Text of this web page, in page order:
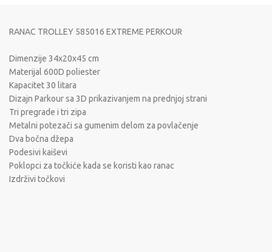
RANAC TROLLEY 585016 EXTREME PERKOUR
Dimenzije 34x20x45 cm
Materijal 600D poliester
Kapacitet 30 litara
Dizajn Parkour sa 3D prikazivanjem na prednjoj strani
Tri pregrade i tri zipa
Metalni potezači sa gumenim delom za povlačenje
Dva bočna džepa
Podesivi kaiševi
Poklopci za točkiće kada se koristi kao ranac
Izdrživi točkovi